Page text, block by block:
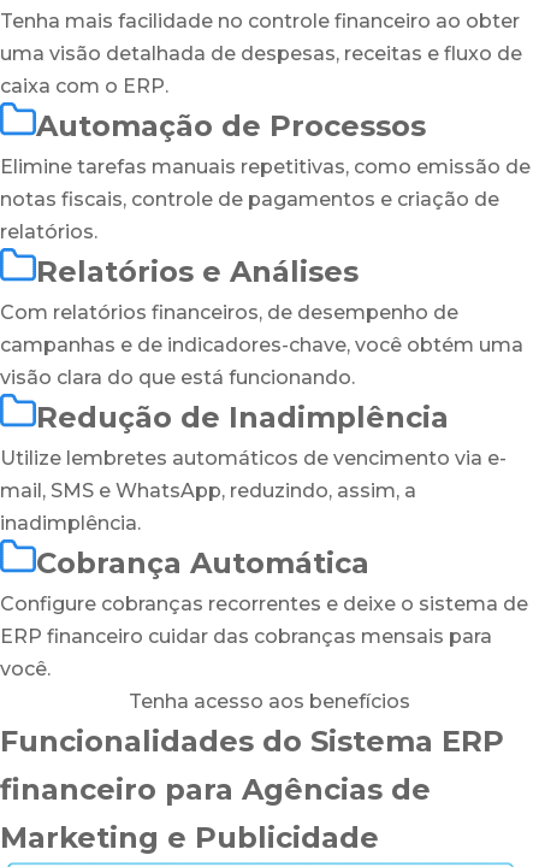
Tenha mais facilidade no controle financeiro ao obter
uma visão detalhada de despesas, receitas e fluxo de
caixa com o ERP.
Automação de Processos
Elimine tarefas manuais repetitivas, como emissão de
notas fiscais, controle de pagamentos e criação de
relatórios.
Relatórios e Análises
Com relatórios financeiros, de desempenho de
campanhas e de indicadores-chave, você obtém uma
visão clara do que está funcionando.
Redução de Inadimplência
Utilize lembretes automáticos de vencimento via e-
mail, SMS e WhatsApp, reduzindo, assim, a
inadimplência.
Cobrança Automática
Configure cobranças recorrentes e deixe o sistema de
ERP financeiro cuidar das cobranças mensais para
você.
Tenha acesso aos benefícios
Funcionalidades do Sistema ERP
financeiro para Agências de
Marketing e Publicidade